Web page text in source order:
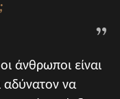
άνθρωποι είναι
αδύνατον να